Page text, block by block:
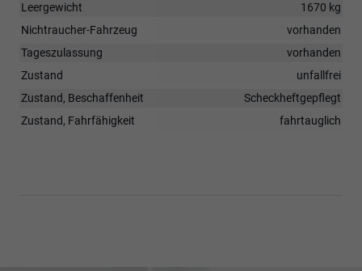
Leergewicht
1670 kg
Nichtraucher-Fahrzeug
vorhanden
Tageszulassung
vorhanden
Zustand
unfallfrei
Zustand, Beschaffenheit
Scheckheftgepflegt
Zustand, Fahrfähigkeit
fahrtauglich